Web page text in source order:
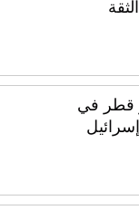
قطر في